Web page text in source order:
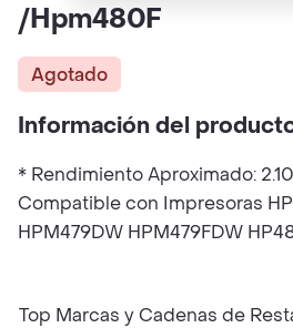
/Hpm480F
Agotado
Información del
* Rendimiento Aproximado:
Compatible con Impresoras
HPM479DW HPM479FDW
Top Marcas y Cadenas de